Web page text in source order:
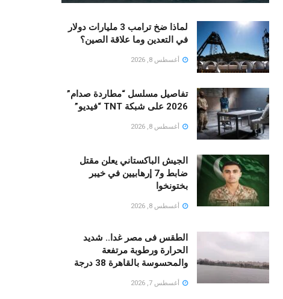
لماذا ضخ ترامب 3 مليارات دولار
في التعدين وما علاقة الصين؟
أغسطس 8, 2026
تفاصيل مسلسل “مطاردة صدام”
2026 على شبكة TNT “فيديو”
أغسطس 8, 2026
الجيش الباكستاني يعلن مقتل
ضابط و7 إرهابيين في خيبر
بختونخوا
أغسطس 8, 2026
الطقس فى مصر غدا.. شديد
الحرارة ورطوبة مرتفعة
والمحسوسة بالقاهرة 38 درجة
أغسطس 7, 2026